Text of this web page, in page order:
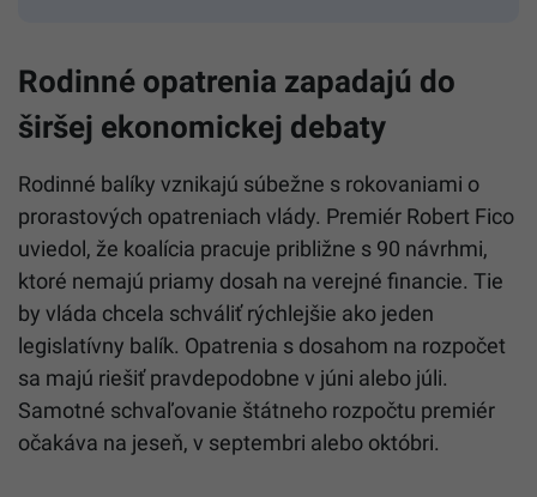
Rodinné opatrenia zapadajú do
širšej ekonomickej debaty
Rodinné balíky vznikajú súbežne s rokovaniami o
prorastových opatreniach vlády. Premiér Robert Fico
uviedol, že koalícia pracuje približne s 90 návrhmi,
ktoré nemajú priamy dosah na verejné financie. Tie
by vláda chcela schváliť rýchlejšie ako jeden
legislatívny balík. Opatrenia s dosahom na rozpočet
sa majú riešiť pravdepodobne v júni alebo júli.
Samotné schvaľovanie štátneho rozpočtu premiér
očakáva na jeseň, v septembri alebo októbri.